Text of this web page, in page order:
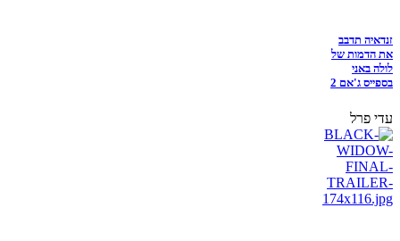
זנדאיה תדבב
את הדמות של
לולה באני
בספייס ג'אם 2
עדי פרל